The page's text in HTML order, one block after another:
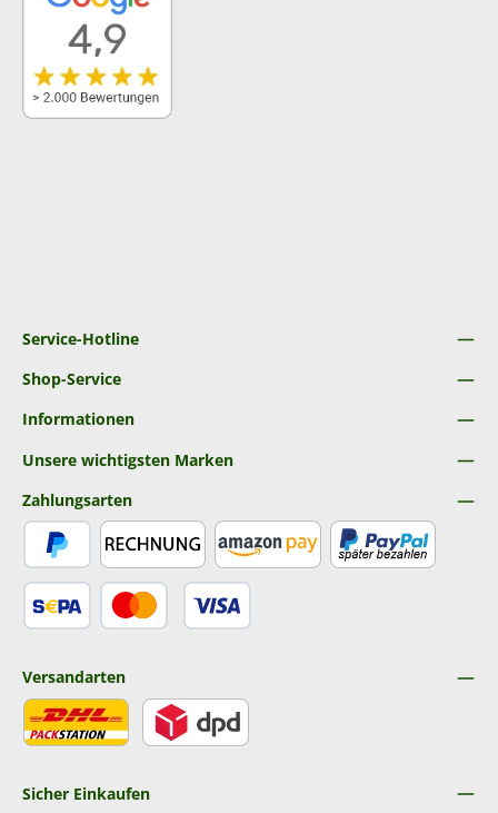
Service-Hotline
Shop-Service
Informationen
Unsere wichtigsten Marken
Sicher Einkaufen
Zahlungsarten
Versandarten